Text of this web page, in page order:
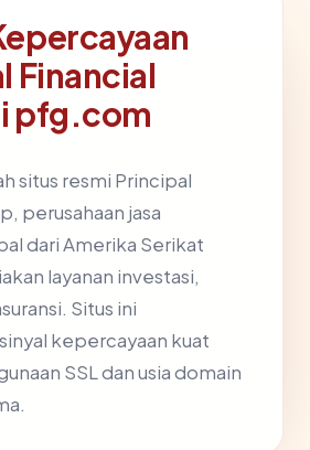
Financial
pfg.com
situs resmi Principal
perusahaan jasa
dari Amerika Serikat
layanan investasi,
Situs ini
kepercayaan kuat
SSL dan usia domain